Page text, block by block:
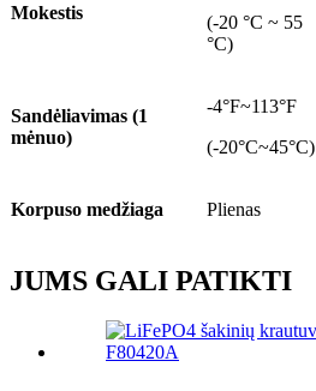
Mokestis
(-20 °C ~ 55
°C)
Sandėliavimas (1
mėnuo)
-4°F~113°F
(-20°C~45°C)
Korpuso medžiaga Plienas
JUMS GALI PATIKTI